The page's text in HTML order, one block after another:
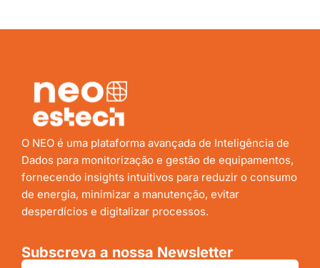
O NEO é uma plataforma avançada de Inteligência de
Dados para monitorização e gestão de equipamentos,
fornecendo insights intuitivos para reduzir o consumo
de energia, minimizar a manutenção, evitar
desperdícios e digitalizar processos.
Subscreva a nossa Newsletter